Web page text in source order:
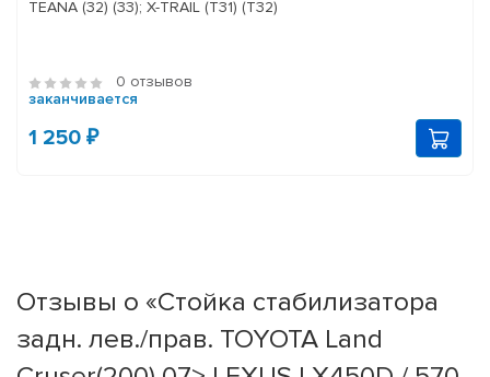
TEANA (32) (33); X-TRAIL (T31) (T32)
0 отзывов
заканчивается
1 250 ₽
Отзывы о «Стойка стабилизатора
задн. лев./прав. TOYOTA Land